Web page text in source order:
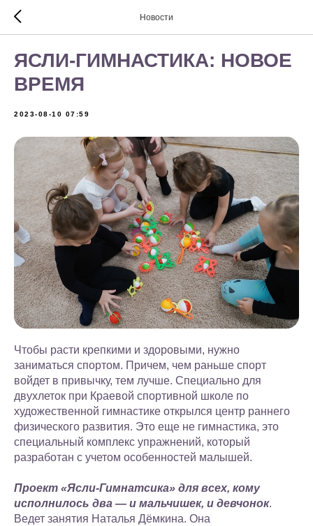
Новости
ЯСЛИ-ГИМНАСТИКА: НОВОЕ
ВРЕМЯ
2023-08-10 07:59
Чтобы расти крепкими и здоровыми, нужно
заниматься спортом. Причем, чем раньше спорт
войдет в привычку, тем лучше. Специально для
двухлеток при Краевой спортивной школе по
художественной гимнастике открылся центр раннего
физического развития. Это еще не гимнастика, это
специальный комплекс упражнений, который
разработан с учетом особенностей малышей.
Проект «Ясли-Гимнатсика» для всех, кому
исполнилось два — и мальчишек, и девчонок.
Ведет занятия Наталья Дёмкина. Она